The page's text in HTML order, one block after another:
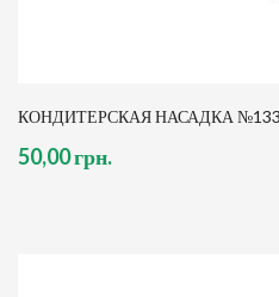
КОНДИТЕРСКАЯ НАСАДКА
50,00 грн.